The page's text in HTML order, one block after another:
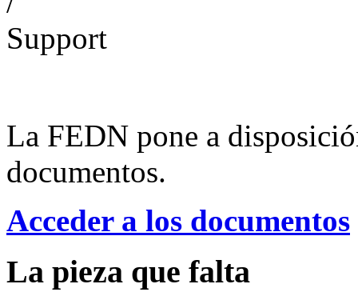
La FEDN pone a
documentos.
Acceder a los documentos
La pieza que falta